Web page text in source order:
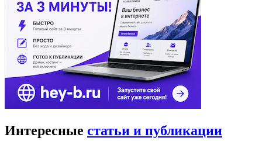
Интересные статьи и публикации